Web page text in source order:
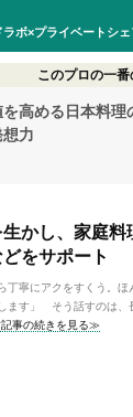
ボ×プライベートシェ
このプロの一番
高める日本料理
力
かし、家庭
をサポート
寧にアクをすくう。ほ
ます」 そう話すのは、
記事の続きを見る≫